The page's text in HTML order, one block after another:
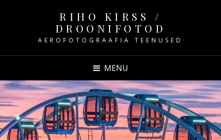
RIHO KIRSS /
DROONIFOTOD
AEROFOTOGRAAFIA TEENUSED
MENU